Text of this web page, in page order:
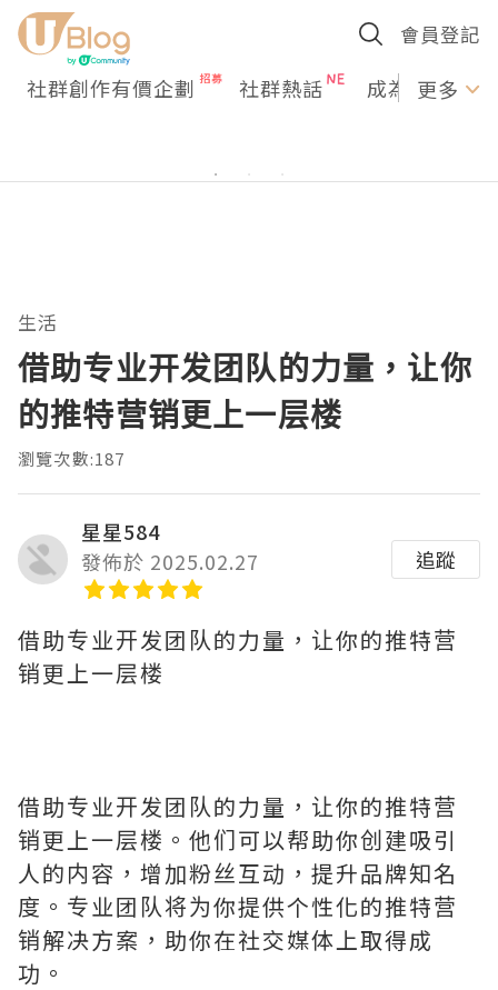
會員登記
社群創作有價企劃 社群熱話 成為U更多
生活
借助专业开发团队的力量，让你
的推特营销更上一层楼
瀏覽次數:187
星星584
發佈於 2025.02.27
追蹤
借助专业开发团队的力量，让你的推特营
销更上一层楼
借助专业开发团队的力量，让你的推特营
销更上一层楼。他们可以帮助你创建吸引
人的内容，增加粉丝互动，提升品牌知名
度。专业团队将为你提供个性化的推特营
销解决方案，助你在社交媒体上取得成
功。